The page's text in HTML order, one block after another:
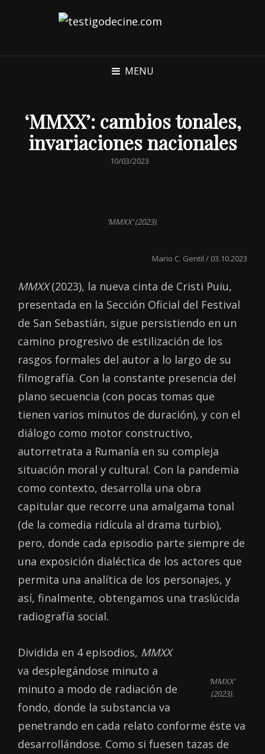
MENU
‘MMXX’: cambios tonales,
invariaciones nacionales
POSTED
10/03/2023
‘MMXX’ (2023).
Mario C. Gentil / 03.10.2023
MMXX(2023), la nueva cinta de Cristi Puiu,
presentada en la Sección Oficial del Festival
de San Sebastián, sigue persistiendo en un
camino progresivo de estilización de los
rasgos formales del autor a lo largo de su
filmografía. Con la constante presencia del
plano secuencia (con pocas tomas que
tienen varios minutos de duración), y con el
diálogo como motor constructivo,
autorretrata a Rumanía en su compleja
situación moral y cultural. Con la pandemia
como contexto, desarrolla una obra
capitular que recorre una amalgama tonal
(de la comedia ridícula al drama turbio),
pero, donde cada episodio parte siempre de
una exposición dialéctica de los actores que
permita una analítica de los personajes, y
así, finalmente, obtengamos una traslúcida
radiografía social.
‘MMXX’
(2023).
Dividida en 4 episodios, MMXX
va desplegándose minuto a
minuto a modo de radiación de
fondo, donde la substancia va
penetrando en cada relato conforme éste va
desarrollándose. Como si fuesen tazas de